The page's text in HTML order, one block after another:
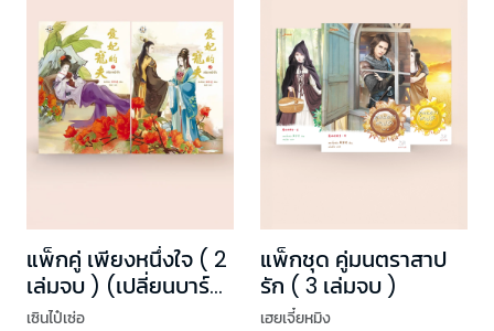
แพ็กคู่ เพียงหนึ่งใจ ( 2
เล่มจบ ) (เปลี่ยนบาร์
โค้ด)
เซินไป๋เซ่อ
แพ็กชุด คู่มนตราสาป
รัก ( 3 เล่มจบ )
เฮยเจี๋ยหมิง